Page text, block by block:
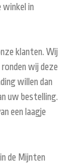
in
klanten. Wij
wij deze
willen dan
uw bestelling.
een laagje
de Mijnten